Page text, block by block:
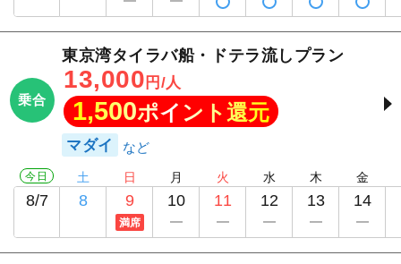
乗合
東京湾タイラバ船・ドテラ流しプラン
13,000 円/人
1,500ポイント還元
マダイ
今日
8/7
土
8
日
9
満席
月
10
火
11
水
12
木
13
金
14